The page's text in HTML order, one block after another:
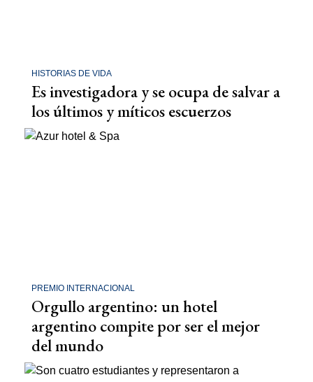
HISTORIAS DE VIDA
Es investigadora y se ocupa de salvar a
los últimos y míticos escuerzos
PREMIO INTERNACIONAL
Orgullo argentino: un hotel
argentino compite por ser el mejor
del mundo